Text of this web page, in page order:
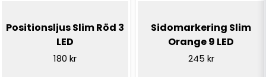
Positionsljus Slim Röd 3
LED
180 kr
Sidomarkering Slim
Orange 9 LED
245 kr